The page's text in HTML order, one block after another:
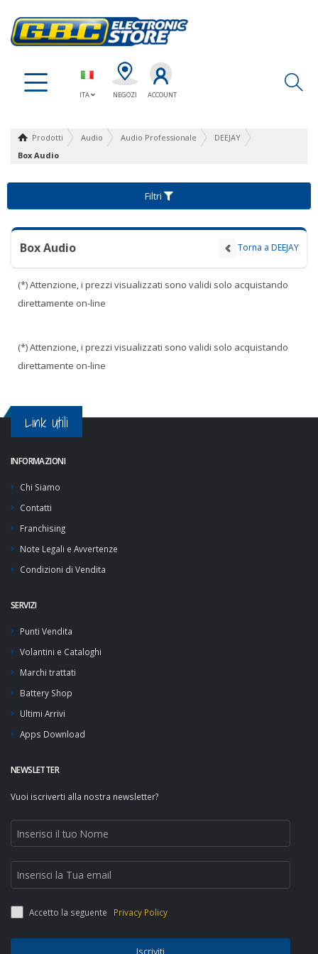
ITA NEGOZI ACCOUNT
Prodotti Audio Audio Professionale
DEEJAY
Box Audio
Filtri
Box Audio Torna a DEEJAY
(*) Attenzione, i prezzi visualizzati sono validi solo acquistando
direttamente on-line
(*) Attenzione, i prezzi visualizzati sono validi solo acquistando
direttamente on-line
Link Utili
INFORMAZIONI
Chi Siamo
Contatti
Franchising
Note Legali e Avvertenze
Condizioni di Vendita
SERVIZI
Punti Vendita
Volantini e Cataloghi
Marchi trattati
Battery Shop
Ultimi Arrivi
Apps Download
NEWSLETTER
Vuoi iscriverti alla nostra newsletter?
Accetto la seguente Privacy Policy
Iscriviti